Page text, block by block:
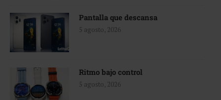
Pantalla que descansa
5 agosto, 2026
Ritmo bajo control
5 agosto, 2026